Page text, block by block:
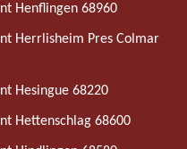
Henflingen 68960
Herrlisheim Pres Colmar
Hesingue 68220
Hettenschlag 68600